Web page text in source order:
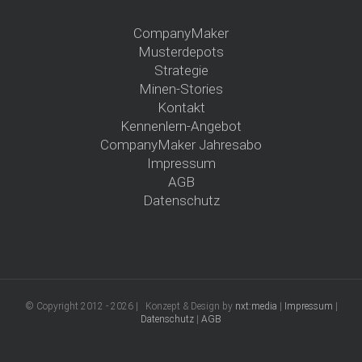
CompanyMaker
Musterdepots
Strategie
Minen-Stories
Kontakt
Kennenlern-Angebot
CompanyMaker Jahresabo
Impressum
AGB
Datenschutz
© Copyright 2012 - 2026 | Konzept & Design by nxt:media Impressum
Datenschutz
AGB